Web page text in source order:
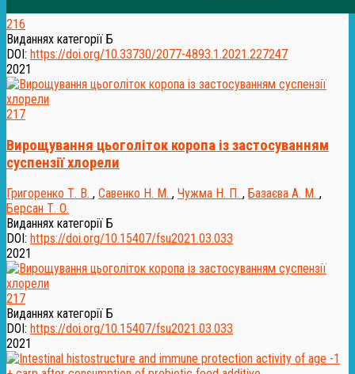
216
Виданнях категорії Б
DOI: https://doi.org/10.33730/2077-4893.1.2021.227247
2021
217
Вирощування цьоголіток коропа із застосуванням
суспензії хлорели
Григоренко Т. В. , Савенко Н. М. , Чужма Н. П. , Базаєва А. М. ,
Берсан Т. О.
Виданнях категорії Б
DOI: https://doi.org/10.15407/fsu2021.03.033
2021
217
Виданнях категорії Б
DOI: https://doi.org/10.15407/fsu2021.03.033
2021